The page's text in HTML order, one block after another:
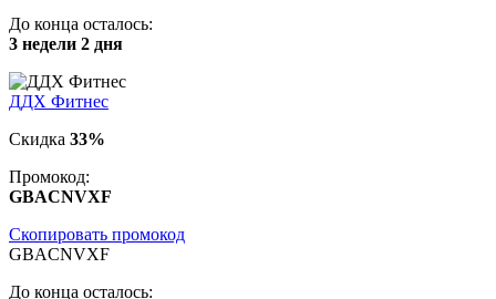
До конца осталось:
3 недели 2 дня
ДДХ Фитнес
Скидка 33%
Промокод:
GBACNVXF
Скопировать промокод
GBACNVXF
До конца осталось: